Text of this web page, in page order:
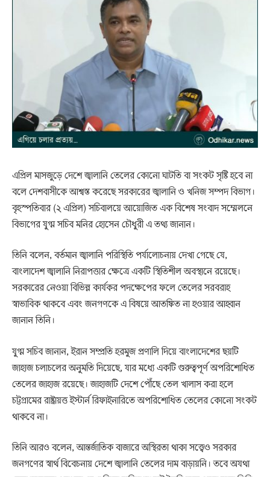
এপ্রিল মাসজুড়ে দেশে জ্বালানি তেলের কোনো ঘাটতি বা সংকট সৃষ্টি হবে না
বলে দেশবাসীকে আশ্বস্ত করেছে সরকারের জ্বালানি ও খনিজ সম্পদ বিভাগ।
বৃহস্পতিবার (২ এপ্রিল) সচিবালয়ে আয়োজিত এক বিশেষ সংবাদ সম্মেলনে
বিভাগের যুগ্ম সচিব মনির হোসেন চৌধুরী এ তথ্য জানান।
তিনি বলেন, বর্তমান জ্বালানি পরিস্থিতি পর্যালোচনায় দেখা গেছে যে,
বাংলাদেশ জ্বালানি নিরাপত্তার ক্ষেত্রে একটি স্থিতিশীল অবস্থানে রয়েছে।
সরকারের নেওয়া বিভিন্ন কার্যকর পদক্ষেপের ফলে তেলের সরবরাহ
স্বাভাবিক থাকবে এবং জনগণকে এ বিষয়ে আতঙ্কিত না হওয়ার আহ্বান
জানান তিনি।
যুগ্ম সচিব জানান, ইরান সম্প্রতি হরমুজ প্রণালি দিয়ে বাংলাদেশের ছয়টি
জাহাজ চলাচলের অনুমতি দিয়েছে, যার মধ্যে একটি গুরুত্বপূর্ণ অপরিশোধিত
তেলের জাহাজ রয়েছে। জাহাজটি দেশে পৌঁছে তেল খালাস করা হলে
চট্টগ্রামের রাষ্ট্রায়ত্ত ইস্টার্ন রিফাইনারিতে অপরিশোধিত তেলের কোনো সংকট
থাকবে না।
তিনি আরও বলেন, আন্তর্জাতিক বাজারে অস্থিরতা থাকা সত্ত্বেও সরকার
জনগণের স্বার্থ বিবেচনায় দেশে জ্বালানি তেলের দাম বাড়ায়নি। তবে অযথা